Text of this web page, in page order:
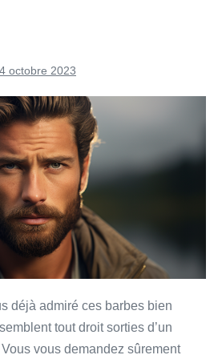
octobre 2023
déjà admiré ces barbes bien
tout droit sorties d’un
vous demandez sûrement